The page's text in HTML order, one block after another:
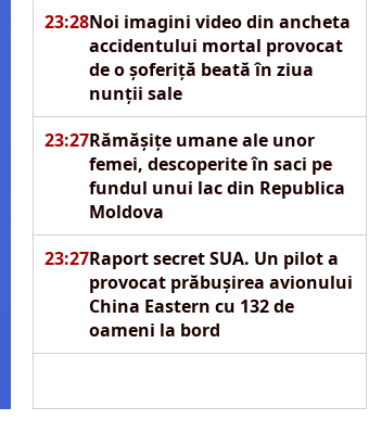
23:28Noi imagini video din ancheta
accidentului mortal provocat
de o șoferiță beată în ziua
nunții sale
23:27Rămășițe umane ale unor
femei, descoperite în saci pe
fundul unui lac din Republica
Moldova
23:27Raport secret SUA. Un pilot a
provocat prăbușirea avionului
China Eastern cu 132 de
oameni la bord